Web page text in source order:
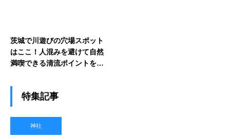
茨城で川遊びの穴場スポット
はここ！人混みを避けて自然
満喫できる清流ポイントを紹
特集記事
神社